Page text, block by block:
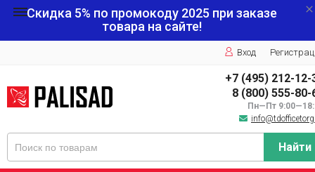
Скидка 5% по промокоду 2025 при заказе
товара на сайте!
Вход
+7 (495) 212-12-
8 (800) 555-80-
Пн—Пт
Найти